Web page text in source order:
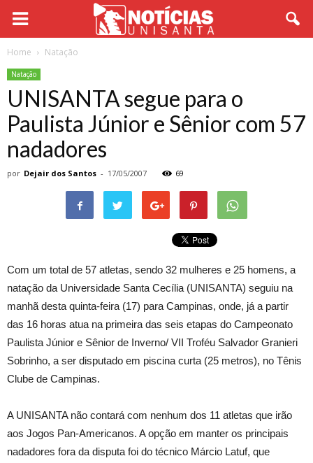
Home Natação
Natação
UNISANTA segue para o
Paulista Júnior e Sênior com 57
nadadores
por Dejair dos Santos - 17/05/2007 69
Com um total de 57 atletas, sendo 32 mulheres e 25 homens, a
natação da Universidade Santa Cecília (UNISANTA) seguiu na
manhã desta quinta-feira (17) para Campinas, onde, já a partir
das 16 horas atua na primeira das seis etapas do Campeonato
Paulista Júnior e Sênior de Inverno/ VII Troféu Salvador Granieri
Sobrinho, a ser disputado em piscina curta (25 metros), no Tênis
Clube de Campinas.
A UNISANTA não contará com nenhum dos 11 atletas que irão
aos Jogos Pan-Americanos. A opção em manter os principais
nadadores fora da disputa foi do técnico Márcio Latuf, que